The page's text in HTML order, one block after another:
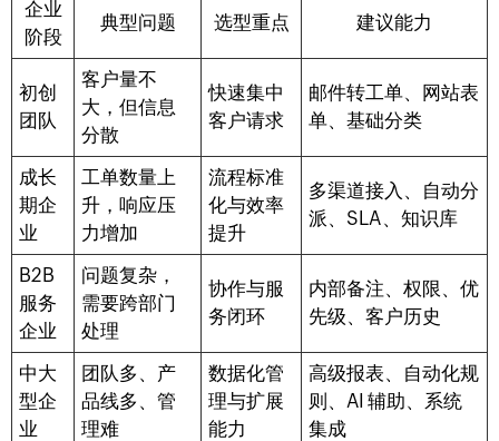
企业
阶段
典型问题 选型重点 建议能力
初创
团队
客户量不
大，但信息
分散
快速集中
客户请求
邮件转工单、网站表
单、基础分类
成长
期企
业
工单数量上
升，响应压
力增加
流程标准
化与效率
提升
多渠道接入、自动分
派、SLA、知识库
B2B
服务
企业
问题复杂，
需要跨部门
处理
协作与服
务闭环
内部备注、权限、优
先级、客户历史
中大
型企
业
团队多、产
品线多、管
理难
数据化管
理与扩展
能力
高级报表、自动化规
则、AI 辅助、系统
集成